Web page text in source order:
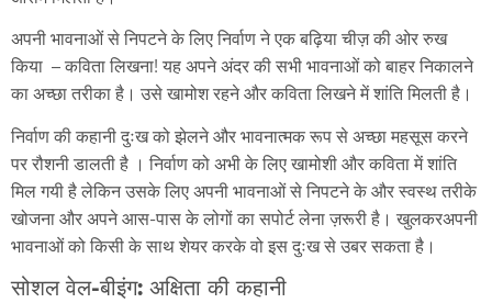
अपनी भावनाओं से निपटने के लिए निर्वाण ने एक बढ़िया चीज़ की ओर रुख
किया – कविता लिखना! यह अपने अंदर की सभी भावनाओं को बाहर निकालने
का अच्छा तरीका है। उसे खामोश रहने और कविता लिखने में शांति मिलती है।
निर्वाण की कहानी दुःख को झेलने और भावनात्मक रूप से अच्छा महसूस करने
पर रौशनी डालती है । निर्वाण को अभी के लिए खामोशी और कविता में शांति
मिल गयी है लेकिन उसके लिए अपनी भावनाओं से निपटने के और स्वस्थ तरीके
खोजना और अपने आस-पास के लोगों का सपोर्ट लेना ज़रूरी है। खुलकरअपनी
भावनाओं को किसी के साथ शेयर करके वो इस दुःख से उबर सकता है।
सोशल वेल-बीइंग: अक्षिता की कहानी